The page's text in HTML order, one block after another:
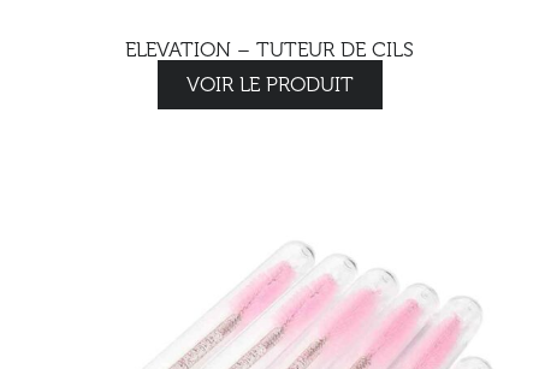
ELEVATION – TUTEUR DE CILS
VOIR LE PRODUIT